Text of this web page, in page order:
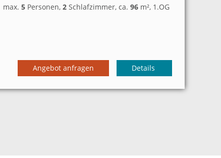
max. 5 Personen, 2 Schlafzimmer, ca. 96 m², 1.OG
Details
Angebot anfragen